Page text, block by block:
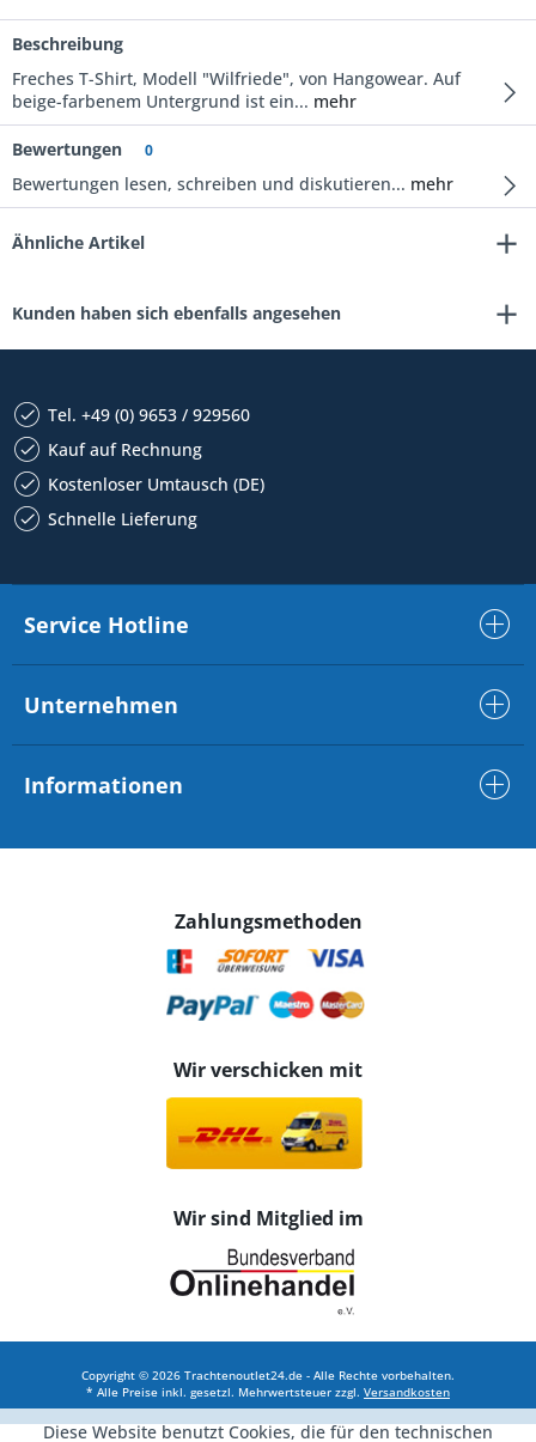
Beschreibung
Freches T-Shirt, Modell "Wilfriede", von Hangowear. Auf
beige-farbenem Untergrund ist ein... mehr
Bewertungen 0
Bewertungen lesen, schreiben und diskutieren... mehr
Ähnliche Artikel
Kunden haben sich ebenfalls angesehen
Tel. +49 (0) 9653 / 929560
Kauf auf Rechnung
Kostenloser Umtausch (DE)
Schnelle Lieferung
Service Hotline
Unternehmen
Informationen
Zahlungsmethoden
Wir verschicken mit
Wir sind Mitglied im
Copyright © 2026 Trachtenoutlet24.de - Alle Rechte vorbehalten.
* Alle Preise inkl. gesetzl. Mehrwertsteuer zzgl. Versandkosten
Diese Website benutzt Cookies, die für den technischen